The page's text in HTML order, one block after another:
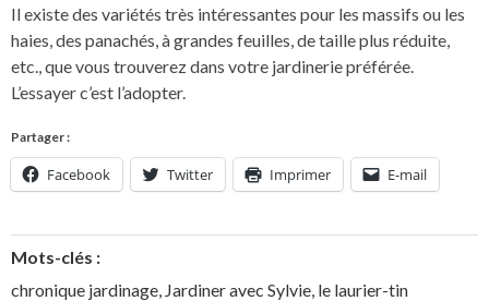
Il existe des variétés très intéressantes pour les massifs ou les
haies, des panachés, à grandes feuilles, de taille plus réduite,
etc., que vous trouverez dans votre jardinerie préférée.
L’essayer c’est l’adopter.
Partager :
Facebook Twitter Imprimer E-mail
Mots-clés :
chronique jardinage, Jardiner avec Sylvie, le laurier-tin